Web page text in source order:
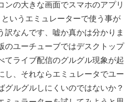
ンの大きな画面でスマホのアプリ
いうエミュレーターで使う事が
訳なんです、嘘か真かは分かりま
のユーチューブではデスクトップ
てライブ配信のグルグル現象が起
し、それならエミュレータでユー
グルグルしにくいのではないか？